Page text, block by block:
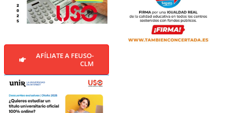
AFÍLIATE A FEUSO-
CLM